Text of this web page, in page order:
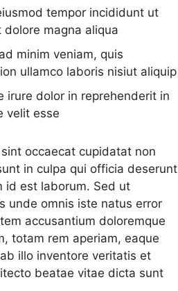
tempor incididunt ut
dolore magna aliqua
minim veniam, quis
ullamco laboris nisiut aliquip
irure dolor in reprehenderit in
velit esse
occaecat cupidatat non
in culpa qui officia deserunt
id est laborum. Sed ut
unde omnis iste natus error
accusantium doloremque
totam rem aperiam, eaque
illo inventore veritatis et
beatae vitae dicta sunt